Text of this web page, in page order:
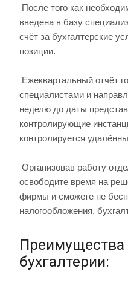
После того как
введена в базу
счёт за бухгалтерские
позиции.
Ежеквартальный отчёт
специалистами и
неделю до даты
контролирующие
контролируется
Организовав работу
освободите время на
фирмы и сможете не
налогообложения,
Преимущества
бухгалтерии: